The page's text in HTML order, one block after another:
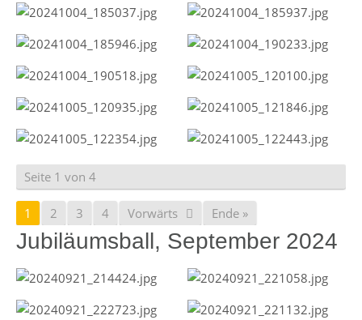
Seite 1 von 4
1 2 3 4 Vorwärts Ende »
Jubiläumsball, September 2024